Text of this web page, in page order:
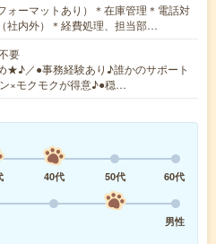
ォーマットあり）＊在庫管理＊電話対
社内外）＊経費処理、担当部…
要
★♪／●事務経験あり♪誰かのサポート
×モクモクが得意♪●穏…
40代 50代
60代
男性